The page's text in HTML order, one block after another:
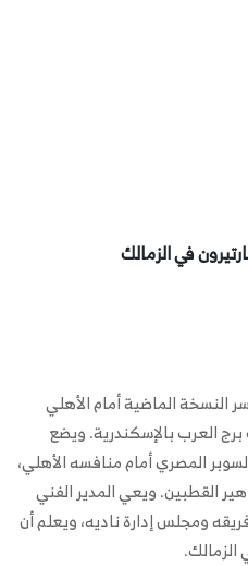
في الزمالك
النسخة الماضية أمام الأهلي
العرب بالإسكندرية. ويضع
المصري أمام منافسه الأهلي،
القطبين. ويعي المدير الفني
ومجلس إدارة ناديه، ويعلم أن